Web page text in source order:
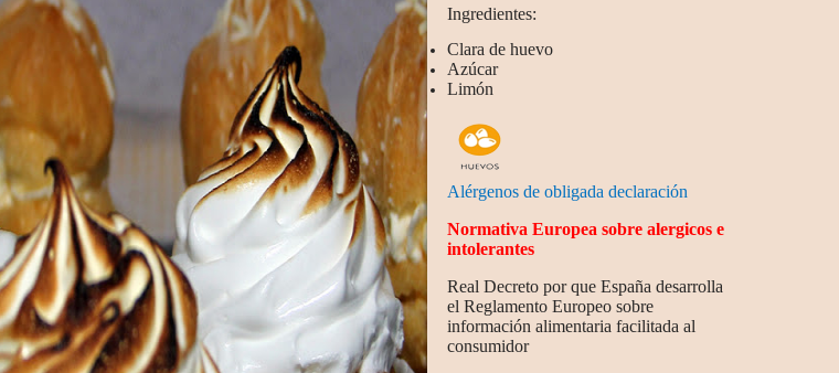
Ingredientes:
Clara de huevo
Azúcar
Limón
Alérgenos de obligada declaración
Normativa Europea sobre alergicos e
intolerantes
Real Decreto por que España desarrolla
el Reglamento Europeo sobre
información alimentaria facilitada al
consumidor